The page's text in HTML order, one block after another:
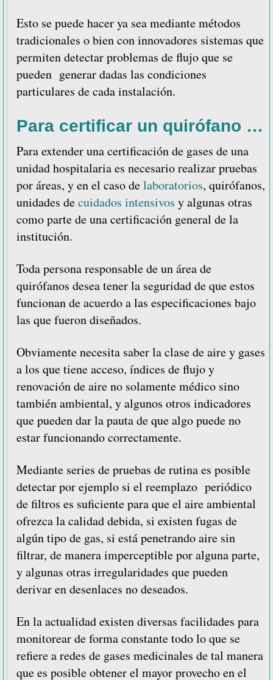
Esto se puede hacer ya sea mediante métodos
tradicionales o bien con innovadores sistemas que
permiten detectar problemas de flujo que se
pueden generar dadas las condiciones
particulares de cada instalación.
Para certificar un quirófano …
Para extender una certificación de gases de una
unidad hospitalaria es necesario realizar pruebas
por áreas, y en el caso delaboratorios, quirófanos,
unidades decuidados intensivos y algunas otras
como parte de una certificación general de la
institución.
Toda persona responsable de un área de
quirófanos desea tener la seguridad de que estos
funcionan de acuerdo a las especificaciones bajo
las que fueron diseñados.
Obviamente necesita saber la clase de aire y gases
a los que tiene acceso, índices de flujo y
renovación de aire no solamente médico sino
también ambiental, y algunos otros indicadores
que pueden dar la pauta de que algo puede no
estar funcionando correctamente.
Mediante series de pruebas de rutina es posible
detectar por ejemplo si el reemplazo periódico
de filtros es suficiente para que el aire ambiental
ofrezca la calidad debida, si existen fugas de
algún tipo de gas, si está penetrando aire sin
filtrar, de manera imperceptible por alguna parte,
y algunas otras irregularidades que pueden
derivar en desenlaces no deseados.
En la actualidad existen diversas facilidades para
monitorear de forma constante todo lo que se
refiere a redes de gases medicinales de tal manera
que es posible obtener el mayor provecho en el